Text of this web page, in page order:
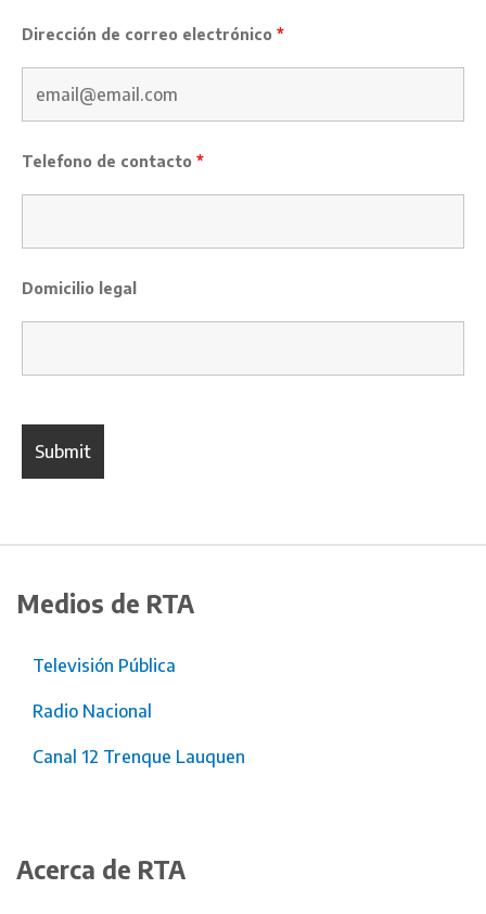
Dirección de correo electrónico *
Telefono de contacto *
Domicilio legal
Medios de RTA
Televisión Pública
Radio Nacional
Canal 12 Trenque Lauquen
Acerca de RTA